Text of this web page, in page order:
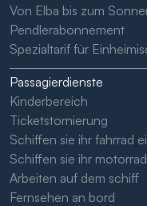
Von Elba bis zum
Pendlerabonnement
Spezialtarif für
Passagierdienste
Kinderbereich
Ticketstornierung
Schiffen sie ihr fahrrad
Schiffen sie ihr
Arbeiten auf dem schiff
Fernsehen an bord